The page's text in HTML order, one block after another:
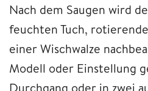
Nach dem Saugen wird
feuchten Tuch,
einer Wischwalze
Modell oder Einstellung
Durchgang oder in zwei